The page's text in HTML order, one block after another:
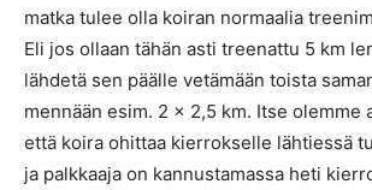
matka tulee olla koiran normaalia
Eli jos ollaan tähän asti treenattu 5 km
lähdetä sen päälle vetämään toista
mennään esim. 2 x 2,5 km. Itse olemme
että koira ohittaa kierrokselle lähtiessä
ja palkkaaja on kannustamassa heti